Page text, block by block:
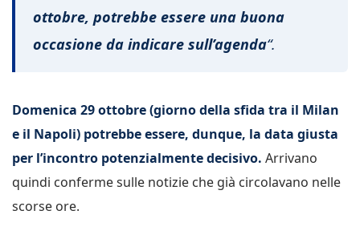
ottobre, potrebbe essere una buona
occasione da indicare sull’agenda“.
Domenica 29 ottobre (giorno della sfida tra il Milan
e il Napoli) potrebbe essere, dunque, la data giusta
per l’incontro potenzialmente decisivo. Arrivano
quindi conferme sulle notizie che già circolavano nelle
scorse ore.